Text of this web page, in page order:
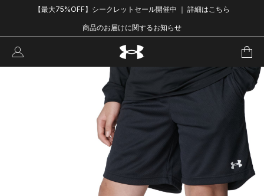
【最大75%OFF】シークレットセール開催中 ｜ 詳細はこちら
商品のお届けに関するお知らせ